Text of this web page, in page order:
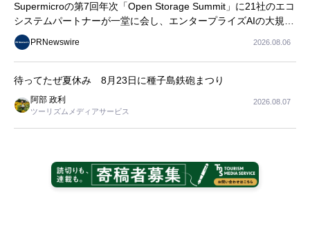
Supermicroの第7回年次「Open Storage Summit」に21社のエコ
システムパートナーが一堂に会し、エンタープライズAIの大規模
導入に関する実践的なガイダンスを共有
PRNewswire 2026.08.06
待ってたぜ夏休み 8月23日に種子島鉄砲まつり
阿部 政利
ツーリズムメディアサービス
2026.08.07